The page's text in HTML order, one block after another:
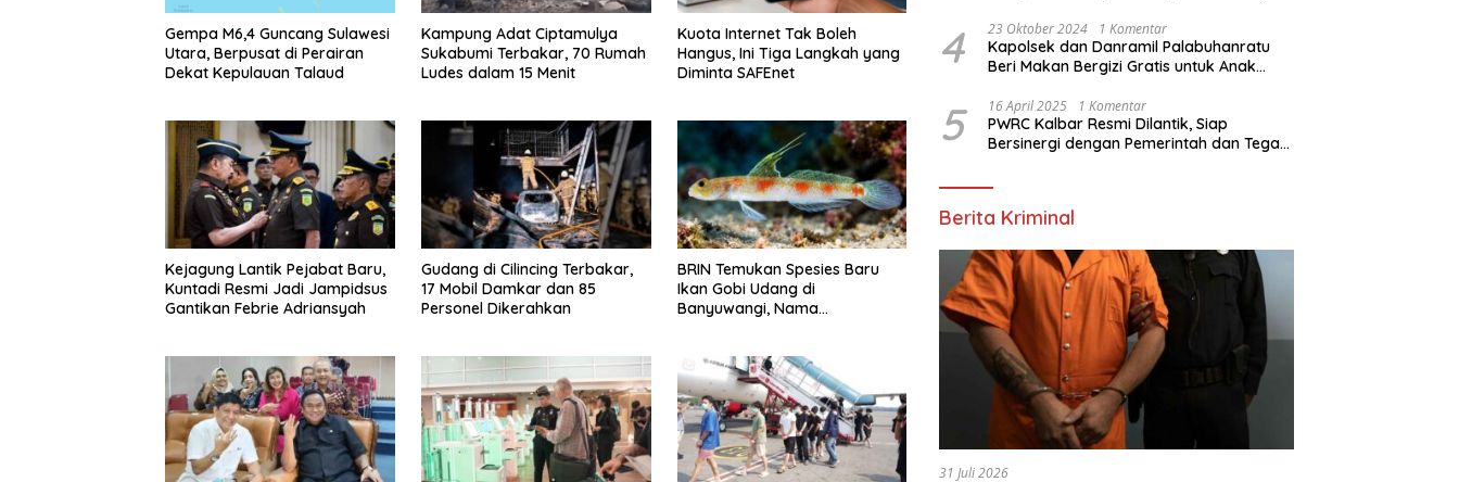
Gempa M6,4 Guncang Sulawesi
Utara, Berpusat di Perairan
Dekat Kepulauan Talaud
Kampung Adat Ciptamulya
Sukabumi Terbakar, 70 Rumah
Ludes dalam 15 Menit
Kuota Internet Tak Boleh
Hangus, Ini Tiga Langkah yang
Diminta SAFEnet
Kejagung Lantik Pejabat Baru,
Kuntadi Resmi Jadi Jampidsus
Gantikan Febrie Adriansyah
Gudang di Cilincing Terbakar,
17 Mobil Damkar dan 85
Personel Dikerahkan
BRIN Temukan Spesies Baru
Ikan Gobi Udang di
Banyuwangi, Nama
4 23 Oktober 2024 1 Komentar
Kapolsek dan Danramil Palabuhanratu
Beri Makan Bergizi Gratis untuk Anak
5 16 April 2025 1 Komentar
PWRC Kalbar Resmi Dilantik, Siap
Bersinergi dengan Pemerintah dan Tegas
Berita Kriminal
31 Juli 2026